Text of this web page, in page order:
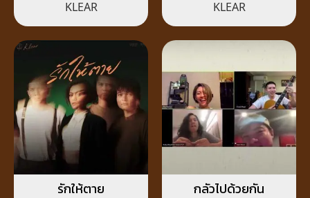
KLEAR KLEAR
รักให้ตาย กลัวไปด้วยกัน